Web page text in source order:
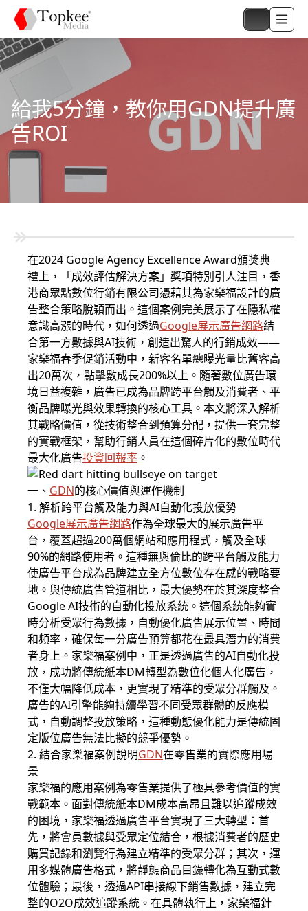
給我5分鐘，教你用GDN提升廣
告ROI
在2024 Google Agency Excellence Award頒獎典
禮上，「成效評估解決方案」獎項特別引人注目，香
港商眾點數位行銷有限公司憑藉其為家樂福設計的廣
告整合策略脫穎而出。這個案例完美展示了在隱私權
意識高漲的時代，如何透過Google展示廣告網路結
合第一方數據與AI技術，創造出驚人的行銷成效——
家樂福春季促銷活動中，新客名單總曝光量比舊客高
出20萬次，點擊數成長200%以上。隨著數位廣告環
境日益複雜，廣告已成為品牌跨平台觸及消費者、平
衡品牌曝光與效果轉換的核心工具。本文將深入解析
其戰略價值，從技術整合到預算分配，提供一套完整
的實戰框架，幫助行銷人員在這個碎片化的數位時代
最大化廣告投資回報率 。
一、 GDN的核心價值與運作機制
1. 解析跨平台觸及能力與AI自動化投放優勢
Google展示廣告網路作為全球最大的展示廣告平
台，覆蓋超過200萬個網站和應用程式，觸及全球
90%的網路使用者。這種無與倫比的跨平台觸及能力
使廣告平台成為品牌建立全方位數位存在感的戰略要
地。與傳統廣告管道相比，最大優勢在於其深度整合
Google AI技術的自動化投放系統。這個系統能夠實
時分析受眾行為數據，自動優化廣告展示位置、時間
和頻率，確保每一分廣告預算都花在最具潛力的消費
者身上。家樂福案例中，正是透過廣告的AI自動化投
放，成功將傳統紙本DM轉型為數位化個人化廣告，
不僅大幅降低成本，更實現了精準的受眾分群觸及。
廣告的AI引擎能夠持續學習不同受眾群體的反應模
式，自動調整投放策略，這種動態優化能力是傳統固
定版位廣告無法比擬的競爭優勢。
2. 結合家樂福案例說明GDN在零售業的實際應用場
景
家樂福的應用案例為零售業提供了極具參考價值的實
戰範本。面對傳統紙本DM成本高昂且難以追蹤成效
的困境，家樂福透過廣告平台實現了三大轉型：首
先，將會員數據與受眾定位結合，根據消費者的歷史
購買記錄和瀏覽行為建立精準的受眾分群；其次，運
用多媒體廣告格式，將靜態商品目錄轉化為互動式數
位體驗；最後，透過API串接線下銷售數據，建立完
整的O2O成效追蹤系統。在具體執行上，家樂福針